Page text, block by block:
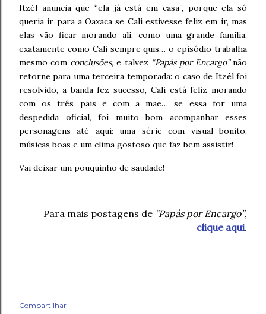
Itzél anuncia que “ela já está em casa”, porque ela só
queria ir para a Oaxaca se Cali estivesse feliz em ir, mas
elas vão ficar morando ali, como uma grande família,
exatamente como Cali sempre quis… o episódio trabalha
mesmo com conclusões, e talvez “Papás por Encargo”não
retorne para uma terceira temporada: o caso de Itzél foi
resolvido, a banda fez sucesso, Cali está feliz morando
com os três pais e com a mãe… se essa for uma
despedida oficial, foi muito bom acompanhar esses
personagens até aqui: uma série com visual bonito,
músicas boas e um clima gostoso que faz bem assistir!
Vai deixar um pouquinho de saudade!
Para mais postagens de “Papás por Encargo”,
clique aqui.
Compartilhar